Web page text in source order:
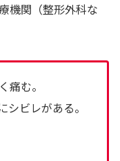
機関（整形外科な
痛む。
ビレがある。